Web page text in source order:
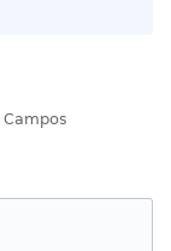
Campos